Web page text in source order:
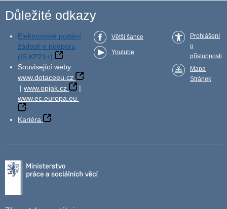
Důležité odkazy
Elektronické podání
žádosti o podporu
(IS KP21+)
Související weby:
www.dotaceeu.cz
| www.opjak.cz
|
www.ec.europa.eu
Kariéra
Větší šance
Youtube
Prohlášení
o
přístupnosti
Mapa
Stránek